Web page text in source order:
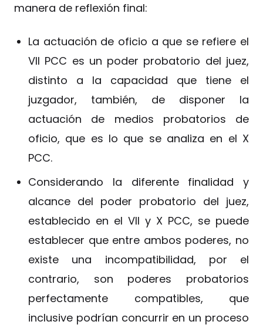
manera de reflexión final:
La actuación de oficio a que se refiere el
VII PCC es un poder probatorio del juez,
distinto a la capacidad que tiene el
juzgador, también, de disponer la
actuación de medios probatorios de
oficio, que es lo que se analiza en el X
PCC.
Considerando la diferente finalidad y
alcance del poder probatorio del juez,
establecido en el VII y X PCC, se puede
establecer que entre ambos poderes, no
existe una incompatibilidad, por el
contrario, son poderes probatorios
perfectamente compatibles, que
inclusive podrían concurrir en un proceso